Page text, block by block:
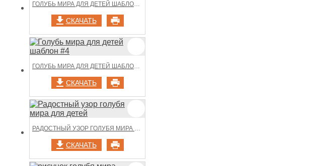
ГОЛУБЬ МИРА ДЛЯ ДЕТЕЙ ШАБЛОН #1
СКАЧАТЬ
ГОЛУБЬ МИРА ДЛЯ ДЕТЕЙ ШАБЛОН #4
СКАЧАТЬ
РАДОСТНЫЙ УЗОР ГОЛУБЯ МИРА ДЛЯ ДЕТЕЙ
СКАЧАТЬ